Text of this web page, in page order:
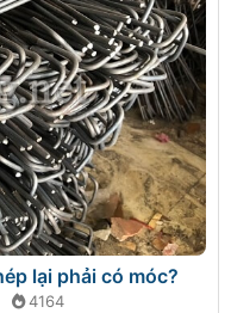
lại phải có móc?
4164